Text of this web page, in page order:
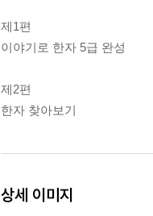
제1편
이야기로 한자 5급 완성
제2편
한자 찾아보기
상세 이미지